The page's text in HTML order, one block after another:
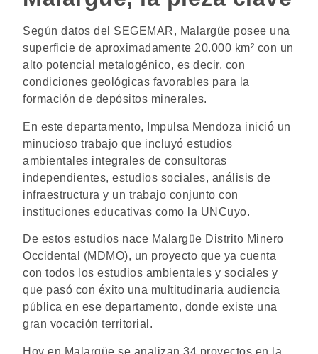
Según datos del SEGEMAR, Malargüe posee una
superficie de aproximadamente 20.000 km² con un
alto potencial metalogénico, es decir, con
condiciones geológicas favorables para la
formación de depósitos minerales.
En este departamento, Impulsa Mendoza inició un
minucioso trabajo que incluyó estudios
ambientales integrales de consultoras
independientes, estudios sociales, análisis de
infraestructura y un trabajo conjunto con
instituciones educativas como la UNCuyo.
De estos estudios nace Malargüe Distrito Minero
Occidental (MDMO), un proyecto que ya cuenta
con todos los estudios ambientales y sociales y
que pasó con éxito una multitudinaria audiencia
pública en ese departamento, donde existe una
gran vocación territorial.
Hoy en Malargüe se analizan 34 proyectos en la